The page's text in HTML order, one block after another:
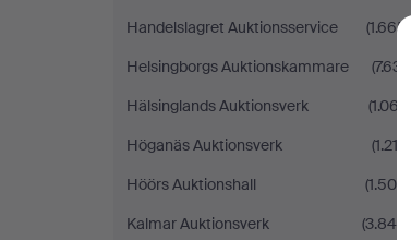
Handelslagret Auktionsservice
(1.665)
Helsingborgs Auktionskammare
(7.631)
Hälsinglands Auktionsverk
(1.067)
Höganäs Auktionsverk
(1.212)
Höörs Auktionshall
(1.500)
Kalmar Auktionsverk
(3.849)